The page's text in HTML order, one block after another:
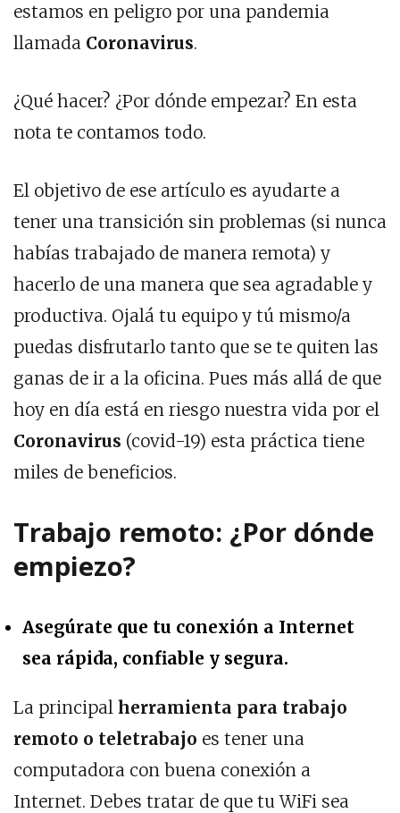
estamos en peligro por una pandemia
llamada Coronavirus.
¿Qué hacer? ¿Por dónde empezar? En esta
nota te contamos todo.
El objetivo de ese artículo es ayudarte a
tener una transición sin problemas (si nunca
habías trabajado de manera remota) y
hacerlo de una manera que sea agradable y
productiva. Ojalá tu equipo y tú mismo/a
puedas disfrutarlo tanto que se te quiten las
ganas de ir a la oficina. Pues más allá de que
hoy en día está en riesgo nuestra vida por el
Coronavirus (covid-19) esta práctica tiene
miles de beneficios.
Trabajo remoto: ¿Por dónde
empiezo?
Asegúrate que tu conexión a Internet
sea rápida, confiable y segura.
La principal herramienta para trabajo
remoto o teletrabajo es tener una
computadora con buena conexión a
Internet. Debes tratar de que tu WiFi sea